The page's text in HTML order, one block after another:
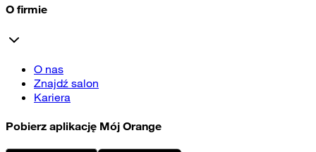
O firmie
O nas
Znajdź salon
Kariera
Pobierz aplikację Mój Orange